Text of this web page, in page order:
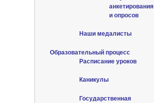
анкетирования
и опросов
Наши медалисты
Образовательный процесс
Расписание уроков
Каникулы
Государственная